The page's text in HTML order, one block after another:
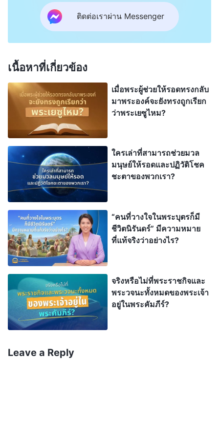
หนทางต้อนรับพระองค์ มีการเผยพระวจนะซ้ำๆ ใน
หนังสือวิวรณ์ว่า “
ใครมีหูก็ให้ฟังข้อความที่พระ
วิญญาณตรัสกับคริสตจักรทั้งหลาย”(วิวรณ์ บทที่ 2, 3)
ต้อนรับองค์พระผู้เป็นเจ้า การได้ยินพระสุรเสียงของ
พระเจ้าจึงเป็นเรื่องสำคัญอย่างยิ่งยวด นี่เป็นหนทาง
เดียวที่จะต้อนรับพระองค์ ทั้งนี้พวกคุณรู้ไหมว่ากุญแจ
สำคัญของการต้อนรับองค์พระผู้เป็นเจ้าคืออะไร? ใช่
แล้ว—เพื่อที่จะต้อนรับองค์พระผู้เป็นเจ้า พวกเราต้อง
เงี่ยหูฟังพระสุรเสียงของพระเจ้าอย่างเต็มที่ และ “พระ
สุรเสียง” นี้อ้างถึงความจริงมากมายที่องค์พระผู้เป็นเจ้า
ผู้ทรงกลับมาได้ทรงแสดงไว้ ความจริงทั้งมวลที่ผู้คนไม่
เคยได้ยินมาก่อนและสิ่งต่างๆ ที่ไม่เคยมีการบันทึกไว้
ในพระคัมภีร์ เมื่อหญิงพรหมจารีมีปัญญาได้ยินว่าพระ
วจนะที่บุตรมนุษย์แสดงล้วนเป็นความจริง ล้วนเป็นพระ
สุรเสียงของพระเจ้า ก็ยินดีปรีดาอย่างท่วมท้น พวกเธอ
ต้อนรับองค์พระผู้เป็นเจ้า องค์พระผู้เป็นเจ้าเท่านั้นที่
สามารถแสดงความจริงได้ องค์พระผู้เป็นเจ้าเท่านั้นคือ
หนทาง ความจริง และชีวิต ผู้ใดก็ตามที่ได้ฟังพระ
วจนะที่บุตรมนุษย์แสดง แต่ยังคงเฉยเมยหรือมองข้าม
พระวจนะเหล่านั้น หรือปฏิเสธที่จะยอมรับความจริง ก็
พวกเขาจะตกอยู่ในมหาวิบัติ ร่ำไห้และขบเขี้ยวเคี้ยว
ติดต่อเราผ่าน Messenger
เนื้อหาที่เกี่ยวข้อง
เมื่อพระผู้ช่วยให้รอดทรงกลับ
มาพระองค์จะยังทรงถูกเรียก
ว่าพระเยซูไหม?
ใครเล่าที่สามารถช่วยมวล
มนุษย์ให้รอดและปฏิวัติโชค
ชะตาของพวกเรา?
“คนที่วางใจในพระบุตรก็มี
ชีวิตนิรันดร์” มีความหมาย
ที่แท้จริงว่าอย่างไร?
จริงหรือไม่ที่พระราชกิจและ
พระวจนะทั้งหมดของพระเจ้า
อยู่ในพระคัมภีร์?
Leave a Reply